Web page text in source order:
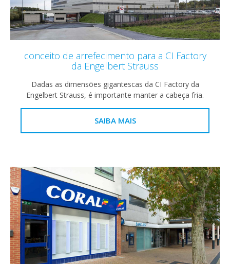
conceito de arrefecimento para a CI Factory
da Engelbert Strauss
Dadas as dimensões gigantescas da CI Factory da
Engelbert Strauss, é importante manter a cabeça fria.
SAIBA MAIS